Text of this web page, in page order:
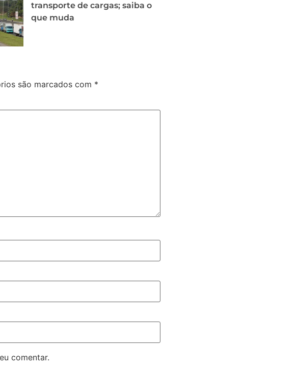
transporte de cargas; saiba o
que muda
são marcados com *
comentar.